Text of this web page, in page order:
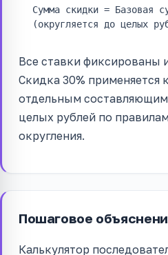
Сумма скидки = Базовая
(округляется до целых
Все ставки фиксированы
Скидка 30% применяется
отдельным
целых рублей по
округления.
Пошаговое
Калькулятор